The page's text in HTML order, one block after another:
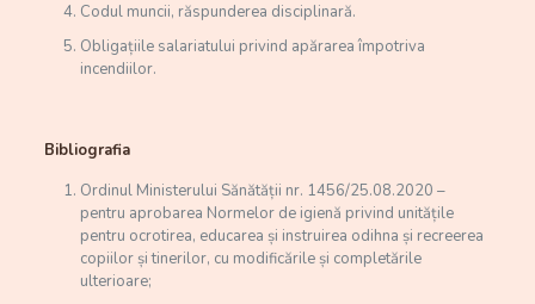
Codul muncii, răspunderea disciplinară.
Obligațiile salariatului privind apărarea împotriva
incendiilor.
Bibliografia
Ordinul Ministerului Sănătății nr. 1456/25.08.2020 –
pentru aprobarea Normelor de igienă privind unitățile
pentru ocrotirea, educarea și instruirea odihna și recreerea
copiilor și tinerilor, cu modificările și completările
ulterioare;